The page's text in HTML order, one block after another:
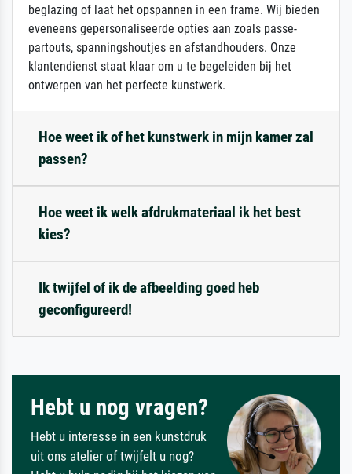
beglazing of laat het opspannen in een frame. Wij bieden
eveneens gepersonaliseerde opties aan zoals passe-
partouts, spanningshoutjes en afstandhouders. Onze
klantendienst staat klaar om u te begeleiden bij het
ontwerpen van het perfecte kunstwerk.
Hoe weet ik of het kunstwerk in mijn kamer zal
passen?
Hoe weet ik welk afdrukmateriaal ik het best
kies?
Ik twijfel of ik de afbeelding goed heb
geconfigureerd!
Hebt u nog vragen?
Hebt u interesse in een kunstdruk
uit ons atelier of twijfelt u nog?